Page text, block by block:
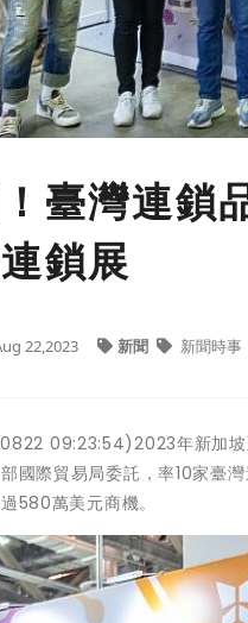
臺灣連鎖
鎖展
22,2023 新聞 新聞時事
09:23:54)2023年新加坡
國際貿易局委託，率10家臺
580萬美元商機。